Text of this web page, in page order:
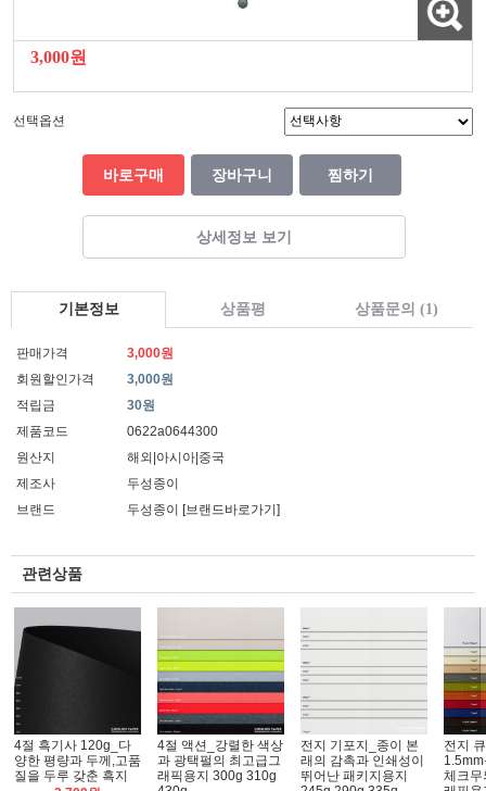
3,000원
선택옵션
바로구매 장바구니 찜하기
상세정보 보기
기본정보 상품평 상품문의 (1)
판매가격
3,000원
회원할인가격
3,000원
적립금
30원
제품코드
0622a0644300
원산지
해외|아시아|중국
제조사
두성종이
브랜드
두성종이 [브랜드바로가기]
관련상품
4절 흑기사 120g_다
양한 평량과 두께,고품
질을 두루 갖춘 흑지
4절 액션_강렬한 색상
과 광택펄의 최고급그
래픽용지 300g 310g
전지 기포지_종이 본
래의 감촉과 인쇄성이
뛰어난 패키지용지
전지
체크무